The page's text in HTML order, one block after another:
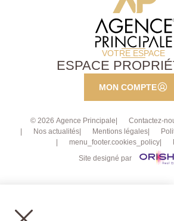
VOTRE ESPACE
ESPACE
MON COMPTE
© 2026 Agence Principale Contactez-
Nos actualités
Mentions légales
menu_footer.cookies_policy
Site designé par